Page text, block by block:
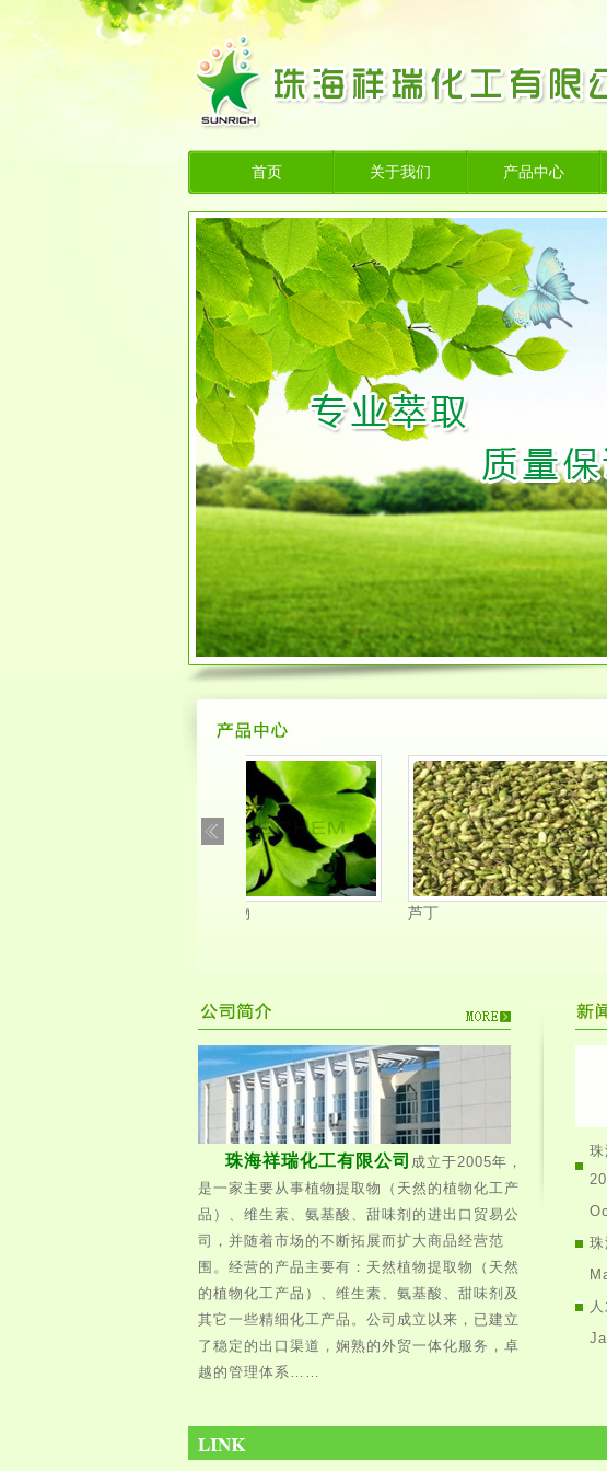
首页 关于我们 产品中心
珠海祥瑞化工有限公司 成立于2005年，
是一家主要从事植物提取物（天然的植物化工产
品）、维生素、氨基酸、甜味剂的进出口贸易公
司，并随着市场的不断拓展而扩大商品经营范
围。经营的产品主要有：天然植物提取物（天然
的植物化工产品）、维生素、氨基酸、甜味剂及
其它一些精细化工产品。公司成立以来，已建立
了稳定的出口渠道，娴熟的外贸一体化服务，卓
越的管理体系……